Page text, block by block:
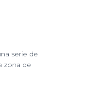
serie de
zona de